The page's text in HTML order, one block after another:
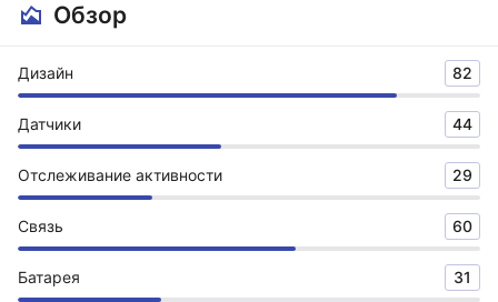
Обзор
Дизайн 82
Датчики 44
Отслеживание активности 29
Связь 60
Батарея 31